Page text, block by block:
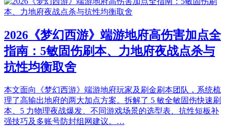
2026《梦幻西游》端游地府高伤害加点全
指南：5敏固伤刷本、力地府夜战点杀与
抗性均衡取舍
本文面向《梦幻西游》端游地府玩家及刷金刷本团队，系统梳
理了高输出地府的两大加点方案。拆解了 5 敏全敏固伤快速刷
本、5 力物理夜战爆发、不同游戏场景的选型表、抗性短板补
强技巧及多账号防封组网建议。…